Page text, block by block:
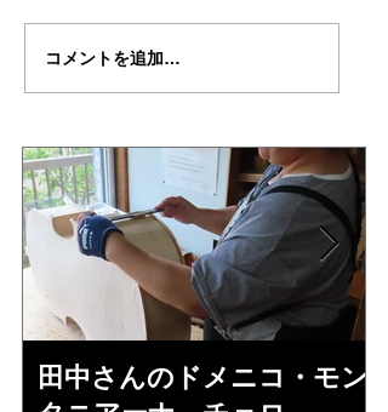
岡部さんの”DAVIDOV"
コメントを追加…
田中さんのドメニコ・モン